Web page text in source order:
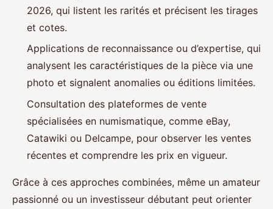
2026, qui listent les rarités et précisent les tirages
et cotes.
Applications de reconnaissance ou d’expertise, qui
analysent les caractéristiques de la pièce via une
photo et signalent anomalies ou éditions limitées.
Consultation des plateformes de vente
spécialisées en numismatique, comme eBay,
Catawiki ou Delcampe, pour observer les ventes
récentes et comprendre les prix en vigueur.
Grâce à ces approches combinées, même un amateur
passionné ou un investisseur débutant peut orienter